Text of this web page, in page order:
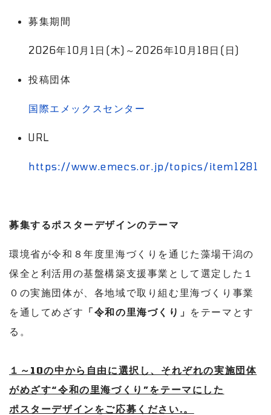
募集期間
2026年10月1日(木)～2026年10月18日(日)
投稿団体
国際エメックスセンター
URL
https://www.emecs.or.jp/topics/item1281
募集するポスターデザインのテーマ
環境省が令和８年度里海づくりを通じた藻場干潟の
保全と利活用の基盤構築支援事業として選定した１
０の実施団体が、各地域で取り組む里海づくり事業
を通してめざす 「令和の里海づくり」 をテーマとす
る。
１～10の中から自由に選択し、それぞれの実施団体
がめざす“令和の里海づくり”をテーマにした
ポスターデザインをご応募ください.。